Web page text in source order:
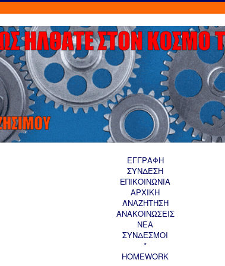
ΕΓΓΡΑΦΗ
ΣΥΝΔΕΣΗ
ΕΠΙΚΟΙΝΩΝΙΑ
ΑΡΧΙΚΗ
AΝΑΖΗΤΗΣΗ
ΑΝΑΚΟΙΝΩΣΕΙΣ
ΝΕΑ
ΣΥΝΔΕΣΜΟΙ
*
HOMEWORK